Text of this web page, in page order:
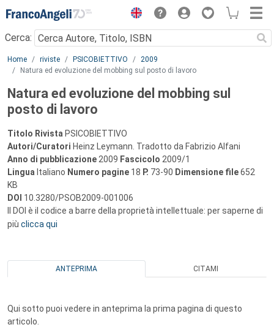
Menu
Cerca:
Main content
Home riviste PSICOBIETTIVO
2009
Natura ed evoluzione del mobbing sul posto di lavoro
Natura ed evoluzione del mobbing sul
posto di lavoro
Titolo Rivista PSICOBIETTIVO
Autori/Curatori Heinz Leymann. Tradotto da Fabrizio Alfani
Anno di pubblicazione 2009 Fascicolo 2009/1
Lingua Italiano Numero pagine 18 P. 73-90 Dimensione file652
KB
DOI 10.3280/PSOB2009-001006
Il DOI è il codice a barre della proprietà intellettuale: per saperne di
più clicca qui
ANTEPRIMA CITAMI
Qui sotto puoi vedere in anteprima la prima pagina di questo
articolo.